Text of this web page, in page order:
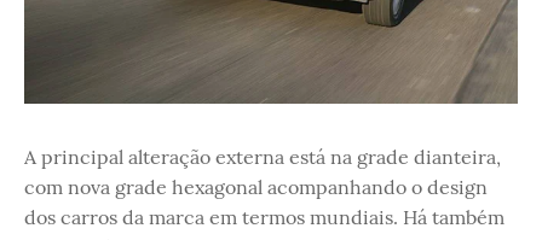
A principal alteração externa está na grade dianteira,
com nova grade hexagonal acompanhando o design
dos carros da marca em termos mundiais. Há também